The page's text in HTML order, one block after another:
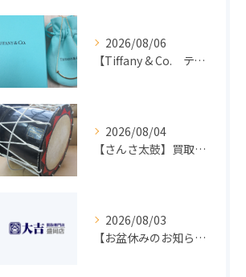
2026/08/06
【Tiffany & Co. ティファニー】買取 大吉盛岡店 アクセサリー買取しました！！
2026/08/04
【さんさ太鼓】買取 大吉盛岡店 楽器 買取します！！
2026/08/03
【お盆休みのお知らせ】買取専門 大吉 盛岡店